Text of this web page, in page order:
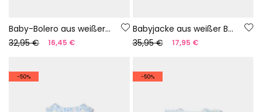
Baby-Bolero aus weißer Baumwolle
32,95 €
16,45 €
Babyjacke aus weißer Baumwolle mit Kapuze
35,95 €
17,95 €
-50% -50%